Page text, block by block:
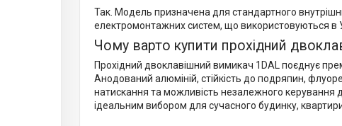
Так. Модель призначена для стандартного
електромонтажних систем, що використовуються в
Чому варто купити прохідний
Прохідний двоклавішний вимикач 1DAL поєднує
Анодований алюміній, стійкість до подряпин,
натискання та можливість незалежного керування
ідеальним вибором для сучасного будинку,